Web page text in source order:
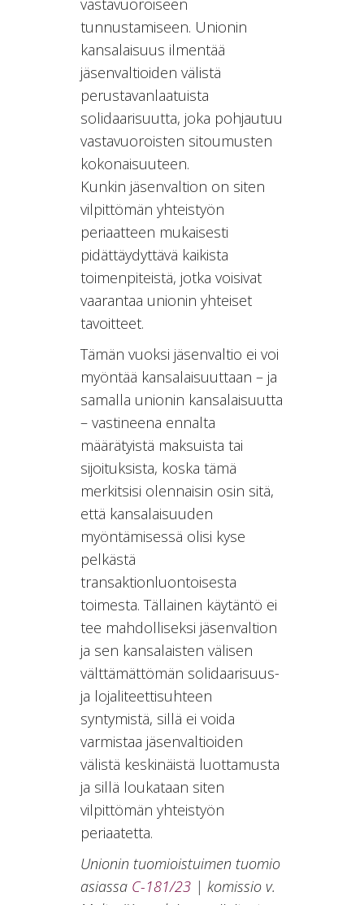
vastavuoroiseen
tunnustamiseen. Unionin
kansalaisuus ilmentää
jäsenvaltioiden välistä
perustavanlaatuista
solidaarisuutta, joka pohjautuu
vastavuoroisten sitoumusten
kokonaisuuteen.
Kunkin jäsenvaltion on siten
vilpittömän yhteistyön
periaatteen mukaisesti
pidättäydyttävä kaikista
toimenpiteistä, jotka voisivat
vaarantaa unionin yhteiset
tavoitteet.
Tämän vuoksi jäsenvaltio ei voi
myöntää kansalaisuuttaan – ja
samalla unionin kansalaisuutta
– vastineena ennalta
määrätyistä maksuista tai
sijoituksista, koska tämä
merkitsisi olennaisin osin sitä,
että kansalaisuuden
myöntämisessä olisi kyse
pelkästä
transaktionluontoisesta
toimesta. Tällainen käytäntö ei
tee mahdolliseksi jäsenvaltion
ja sen kansalaisten välisen
välttämättömän solidaarisuus-
ja lojaliteettisuhteen
syntymistä, sillä ei voida
varmistaa jäsenvaltioiden
välistä keskinäistä luottamusta
ja sillä loukataan siten
vilpittömän yhteistyön
periaatetta.
Unionin tuomioistuimen tuomio
asiassa C-181/23| komissio v.